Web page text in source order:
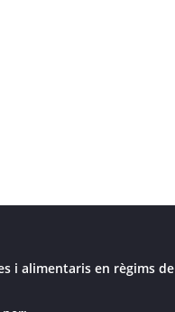
i alimentaris en règims de